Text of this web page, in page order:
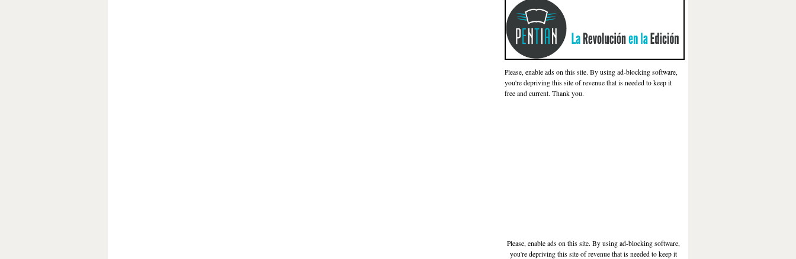
Please, enable ads on this site. By using ad-blocking software,
you're depriving this site of revenue that is needed to keep it
free and current. Thank you.
Please, enable ads on this site. By using ad-blocking software,
you're depriving this site of revenue that is needed to keep it